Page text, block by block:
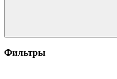
Фильтры